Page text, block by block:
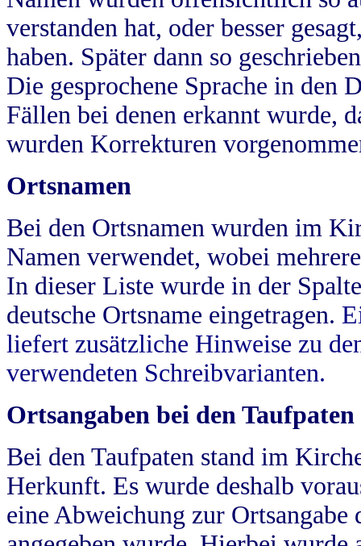
verstanden hat, oder besser
haben. Später dann so
Die gesprochene Sprache in
Fällen bei denen erkannt wurde,
wurden Korrekturen
Ortsnamen
Bei den Ortsnamen wurden im
Namen verwendet, wobei
In dieser Liste wurde in der
deutsche Ortsname eingetragen.
liefert zusätzliche Hinweise zu
verwendeten Schreibvarianten.
Ortsangaben bei den Taufpaten
Bei den Taufpaten stand im
Herkunft. Es wurde deshalb
eine Abweichung zur